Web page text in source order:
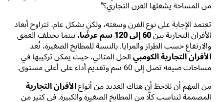
من المساحة يشغلها الفرن التجاري؟"
تعتمد الإجابة على نوع الفرن وسعته، ولكن بشكل عام، تتراوح أبعاد
الأفران التجارية بين 60 إلى 120 سم عرضًا
، بينما يختلف العمق
والارتفاع حسب الطراز والمزايا. بالنسبة للمطابخ الصغيرة، تُعد
الأفران التجارية الكومبي الحل المثالي، حيث يمكن تركيبها في
مساحات ضيقة تصل إلى 60 سم وتقديم أداء على أعلى مستوى.
من المهم أن نلاحظ أن هناك العديد من أنواع الأفران التجارية
المصممة لتناسب كلًّا من المطابخ الصغيرة والكبيرة. في كثير من